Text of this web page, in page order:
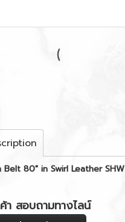
Belt 80" in Swirl Leather SHW
า สอบถามทางไลน์